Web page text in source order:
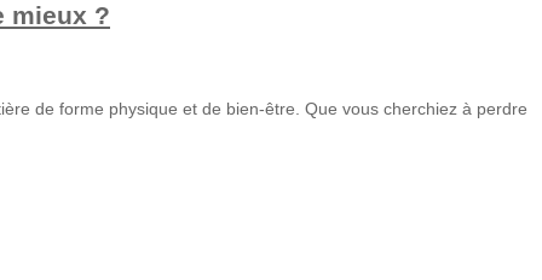
mieux ?
de forme physique et de bien-être. Que vous cherchiez à perdre